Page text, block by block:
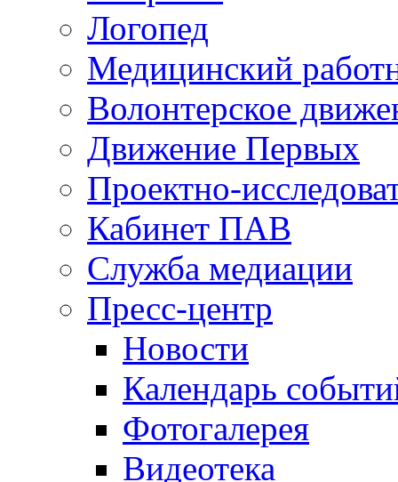
Логопед
Медицинский
Волонтерское
Движение Первых
Проектно-
Кабинет ПАВ
Служба медиации
Пресс-центр
Новости
Календарь
Фотогалерея
Видеотека